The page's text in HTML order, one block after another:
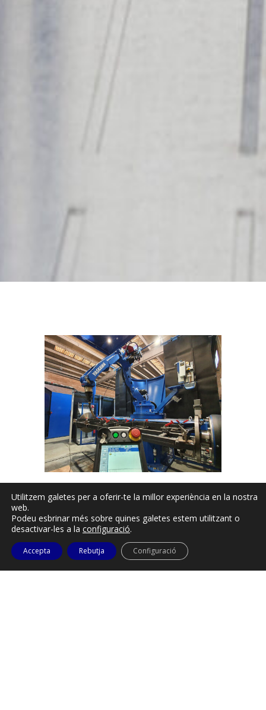
Construccions Metàl·liques Estmart neix el
1992 amb la innovació i la qualitat com a
pilars fonamentals. Aquests valors ens han
permès guanyar-nos la confiança dels
nostres clients i destacar al sector. Al llarg del
temps, ens hem mantingut a l’avantguarda de
Utilitzem galetes per a oferir-te la millor experiència en la nostra
web.
Podeu esbrinar més sobre quines galetes estem utilitzant o
desactivar-les a la configuració.
Accepta Rebutja Configuració